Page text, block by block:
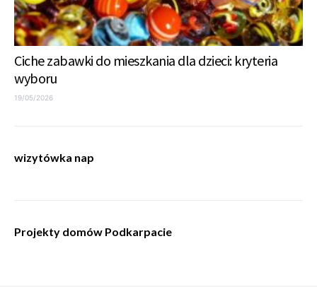
Ciche zabawki do mieszkania dla dzieci: kryteria
wyboru
19/05/2026
wizytówka nap
Projekty domów Podkarpacie